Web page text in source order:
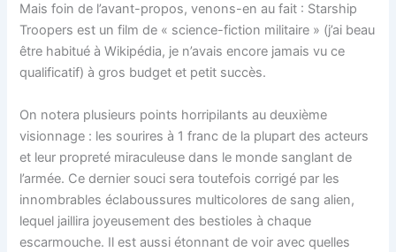
Mais foin de l’avant-propos, venons-en au fait : Starship
Troopers est un film de « science-fiction militaire » (j’ai beau
être habitué à Wikipédia, je n’avais encore jamais vu ce
qualificatif) à gros budget et petit succès.
On notera plusieurs points horripilants au deuxième
visionnage : les sourires à 1 franc de la plupart des acteurs
et leur propreté miraculeuse dans le monde sanglant de
l’armée. Ce dernier souci sera toutefois corrigé par les
innombrables éclaboussures multicolores de sang alien,
lequel jaillira joyeusement des bestioles à chaque
escarmouche. Il est aussi étonnant de voir avec quelles